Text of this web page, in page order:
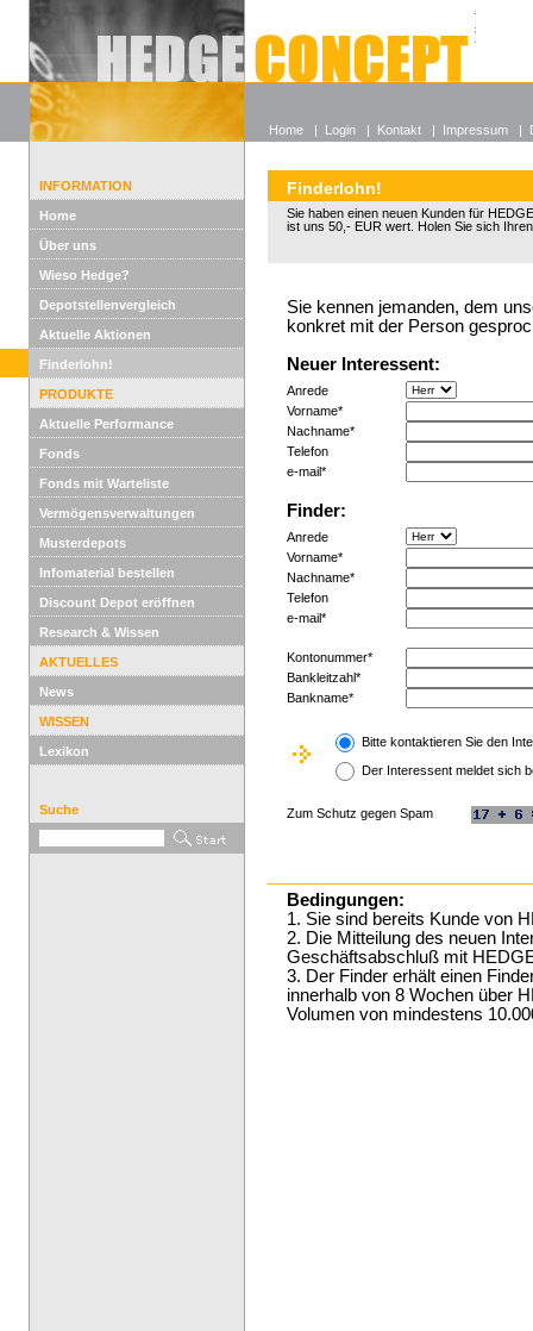
Alle
Wieso
INFORMATION
Home
Über uns
Wieso Hedge?
Depotstellenvergleich
Aktuelle Aktionen
Finderlohn!
PRODUKTE
Aktuelle Performance
Fonds
Fonds mit Warteliste
Vermögensverwaltungen
Musterdepots
Infomaterial bestellen
Discount Depot eröffnen
Research & Wissen
AKTUELLES
News
WISSEN
Lexikon
Suche
Finderlohn!
Sie haben einen neuen Kunden für
ist uns 50,- EUR wert. Holen Sie sich
Sie kennen jemanden, dem
konkret mit der Person
Neuer Interessent:
Anrede
Vorname*
Nachname*
Telefon
e-mail*
Finder:
Anrede
Vorname*
Nachname*
Telefon
e-mail*
Kontonummer*
Bankleitzahl*
Bankname*
Bitte kontaktieren Sie den
Der Interessent meldet sich
Zum Schutz gegen Spam
Bedingungen:
1. Sie sind bereits Kunde von
2. Die Mitteilung des neuen
Geschäftsabschluß mit
3. Der Finder erhält einen
innerhalb von 8 Wochen über
Volumen von mindestens
Home | Login | Kontakt | Impressum |